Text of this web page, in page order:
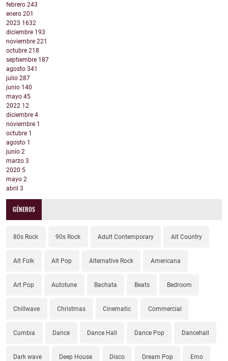
febrero 243
enero 201
2023 1632
diciembre 193
noviembre 221
octubre 218
septiembre 187
agosto 341
julio 287
junio 140
mayo 45
2022 12
diciembre 4
noviembre 1
octubre 1
agosto 1
junio 2
marzo 3
2020 5
mayo 2
abril 3
GÉNEROS
80s Rock 90s Rock Adult Contemporary Alt Country
Alt Folk Alt Pop Alternative Rock Americana
Art Pop Autotune Bachata Beats Bedroom
Chillwave Christmas Cinematic Commercial
Cumbia Dance Dance Hall Dance Pop Dancehall
Dark wave Deep House Disco Dream Pop Emo